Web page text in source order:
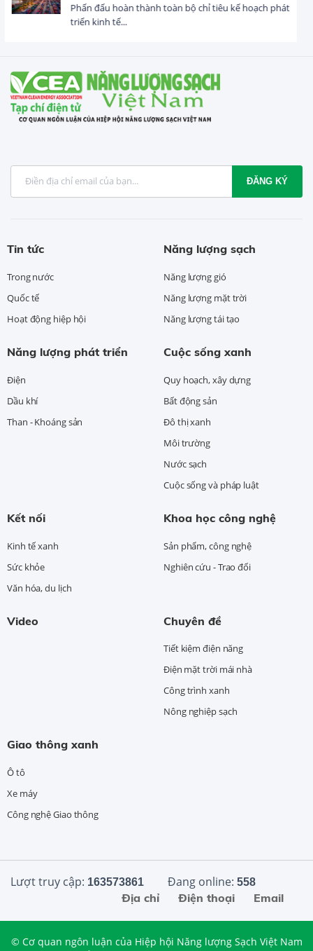
Tổng vốn FDI đăng ký vào Việt Nam đạt gần 25 tỷ
USD trong 5 tháng...
ĐĂNG KÝ
Tin tức
Trong nước
Quốc tế
Hoạt động hiệp hội
Năng lượng sạch
Năng lượng gió
Năng lượng mặt trời
Năng lượng tái tạo
Năng lượng phát triển
Điện
Dầu khí
Than - Khoáng sản
Cuộc sống xanh
Quy hoạch, xây dựng
Bất động sản
Đô thị xanh
Môi trường
Nước sạch
Cuộc sống và pháp luật
Kết nối
Kinh tế xanh
Sức khỏe
Văn hóa, du lịch
Khoa học công nghệ
Sản phẩm, công nghệ
Nghiên cứu - Trao đổi
Video Chuyên đề
Tiết kiệm điện năng
Điện mặt trời mái nhà
Công trình xanh
Nông nghiệp sạch
Giao thông xanh
Ô tô
Xe máy
Công nghệ Giao thông
Lượt truy cập: 163573861 Đang online: 558
Email
Điện thoại
Địa chỉ
© Cơ quan ngôn luận của Hiệp hội Năng lượng Sạch Việt Nam